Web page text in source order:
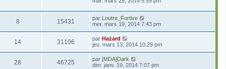
8 15431 par Loutre_Furtive
mer. mars 19, 2014 7:43 pm
14 31106 par Hazard
jeu. mars 13, 2014 10:29 pm
28 46725 par [MDA]Dark
dim. janv. 19, 2014 7:07 pm